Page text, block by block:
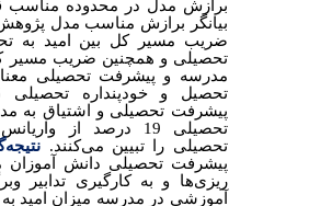
برازش مدل در محدوده مناسب
بیانگر برازش مناسب مدل پژوهش
ضریب مسیر کل بین امید به
تحصیلی و همچنین ضریب مسیر کل
مدرسه و پیشرفت تحصیلی
پیشرفت تحصیلی و اشتیاق به
تحصیلی 19 درصد از
تحصیلی را تبیین می‌کنند.
پیشرفت تحصیلی دانش آموزان
ریزی‌ها و به کارگیری تدابیر
آموزشی در مدرسه میزان امید به